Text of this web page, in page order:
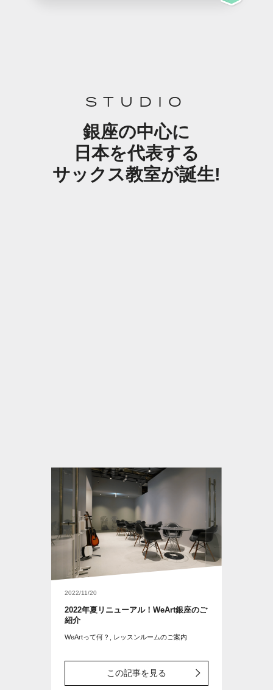
STUDIO
銀座の中心に
日本を代表する
サックス教室が誕生!
2022/11/20
2022年夏リニューアル！WeArt銀座のご
紹介
WeArtって何？, レッスンルームのご案内
この記事を見る